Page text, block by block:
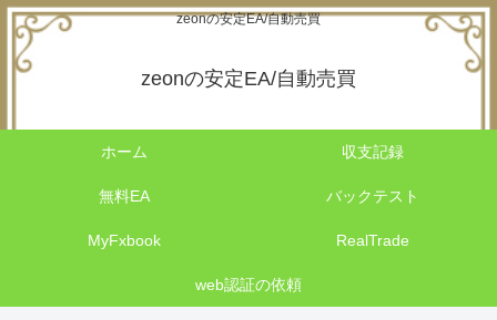
zeonの安定EA/自動売買
zeonの安定EA/自動売買
ホーム 収支記録
無料EA バックテスト
MyFxbook RealTrade
web認証の依頼